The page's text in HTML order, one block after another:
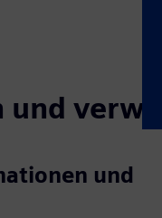
und
und